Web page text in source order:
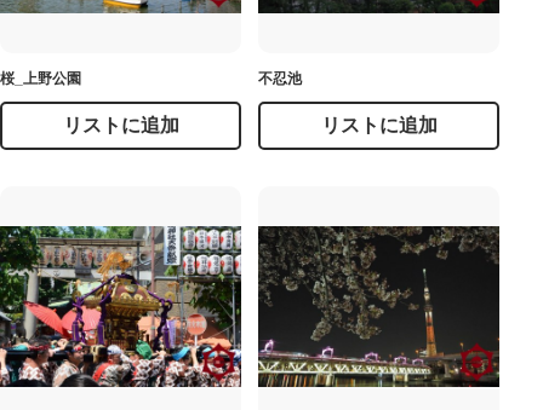
桜_上野公園
リストに追加
不忍池
リストに追加